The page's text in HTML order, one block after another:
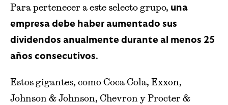
Para pertenecer a este selecto grupo, una
empresa debe haber aumentado sus
dividendos anualmente durante al menos 25
años consecutivos.
Estos gigantes, como Coca-Cola, Exxon,
Johnson & Johnson, Chevron y Procter &